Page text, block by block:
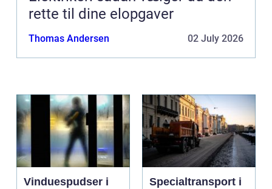
rette til dine elopgaver
Thomas Andersen 02 July 2026
Vinduespudser i
Specialtransport i